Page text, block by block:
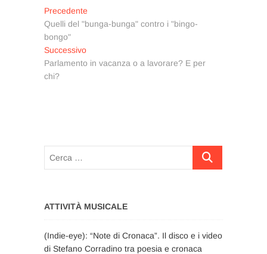
Navigazione
articoli
Precedente
precedente:
Quelli del "bunga-bunga" contro i "bingo-
bongo"
SuccessivoArticolo
successivo:
Parlamento in vacanza o a lavorare? E per
chi?
Cerca
ATTIVITÀ MUSICALE
(Indie-eye): “Note di Cronaca”. Il disco e i video
di Stefano Corradino tra poesia e cronaca